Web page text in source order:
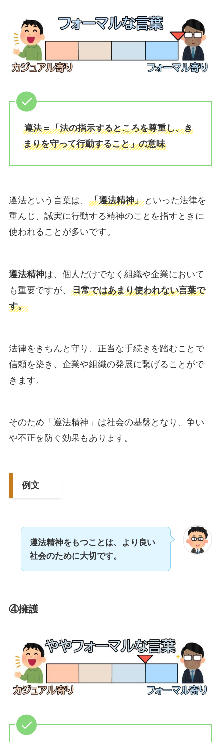
遵法＝「法の指示するところを尊重し、き
まりを守って行動すること」の意味
遵法という言葉は、 「遵法精神」といった法律を
重んじ、誠実に行動する精神のことを指すときに
使われることが多いです。
遵法精神は、個人だけでなく組織や企業において
も重要ですが、 日常ではあまり使われない言葉で
す。
法律をきちんと守り、正当な手続きを踏むことで
信頼を築き、企業や組織の発展に繋げることがで
きます。
そのため「遵法精神」は社会の基盤となり、争い
や不正を防ぐ効果もあります。
例文
遵法精神をもつことは、より良い
社会のために大切です。
④擁護